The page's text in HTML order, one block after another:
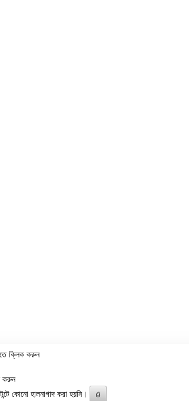
ক্লিক করুন
করুন
কোনো হালনাগাদ করা হয়নি।
⎙